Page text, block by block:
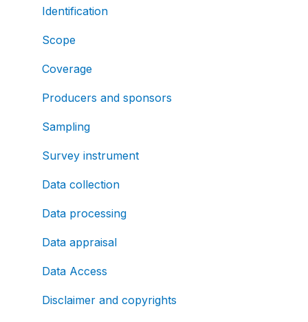
Identification
Scope
Coverage
Producers and sponsors
Sampling
Survey instrument
Data collection
Data processing
Data appraisal
Data Access
Disclaimer and copyrights